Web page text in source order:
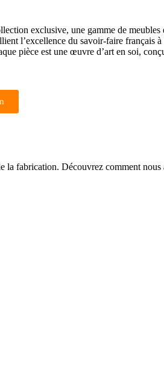
exclusive, une gamme de meubles
l’excellence du savoir-faire français à
pièce est une œuvre d’art en soi,
la fabrication. Découvrez comment nous